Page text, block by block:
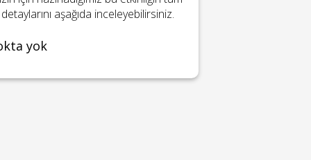
detaylarını aşağıda inceleyebilirsiniz.
yok